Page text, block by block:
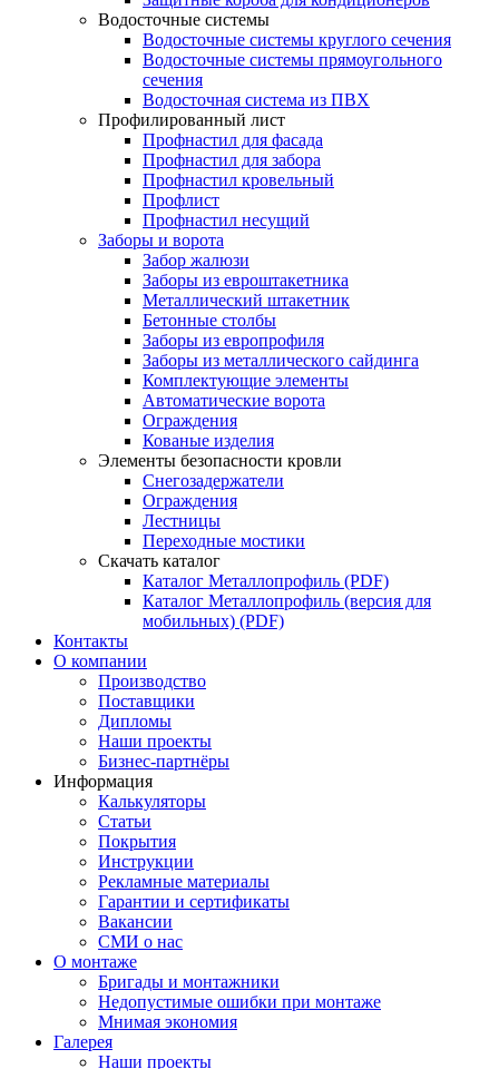
Водосточные системы
Водосточные системы круглого сечения
Водосточные системы прямоугольного
сечения
Водосточная система из ПВХ
Профилированный лист
Профнастил для фасада
Профнастил для забора
Профнастил кровельный
Профлист
Профнастил несущий
Заборы и ворота
Забор жалюзи
Заборы из евроштакетника
Металлический штакетник
Бетонные столбы
Заборы из европрофиля
Заборы из металлического сайдинга
Комплектующие элементы
Автоматические ворота
Ограждения
Кованые изделия
Элементы безопасности кровли
Снегозадержатели
Ограждения
Лестницы
Переходные мостики
Скачать каталог
Каталог Металлопрофиль (PDF)
Каталог Металлопрофиль (версия для
мобильных) (PDF)
Контакты
О компании
Производство
Поставщики
Дипломы
Наши проекты
Бизнес-партнёры
Информация
Калькуляторы
Статьи
Покрытия
Инструкции
Рекламные материалы
Гарантии и сертификаты
Вакансии
СМИ о нас
О монтаже
Бригады и монтажники
Недопустимые ошибки при монтаже
Мнимая экономия
Галерея
Наши проекты